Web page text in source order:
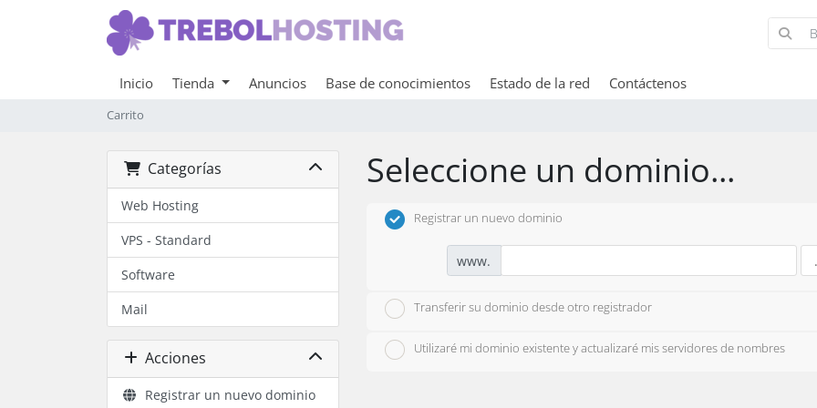
Inicio Tienda Anuncios Base de conocimientos Estado de la red Contáctenos
Carrito
Categorías
Web Hosting
VPS - Standard
Software
Mail
Acciones
Registrar un nuevo dominio
Seleccione un dominio...
Registrar un nuevo dominio
www.
Transferir su dominio desde otro registrador
Utilizaré mi dominio existente y actualizaré mis servidores de nombres